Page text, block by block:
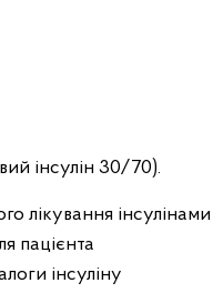
інсулін 30/70).
лікування інсулінами
пацієнта
інсуліну